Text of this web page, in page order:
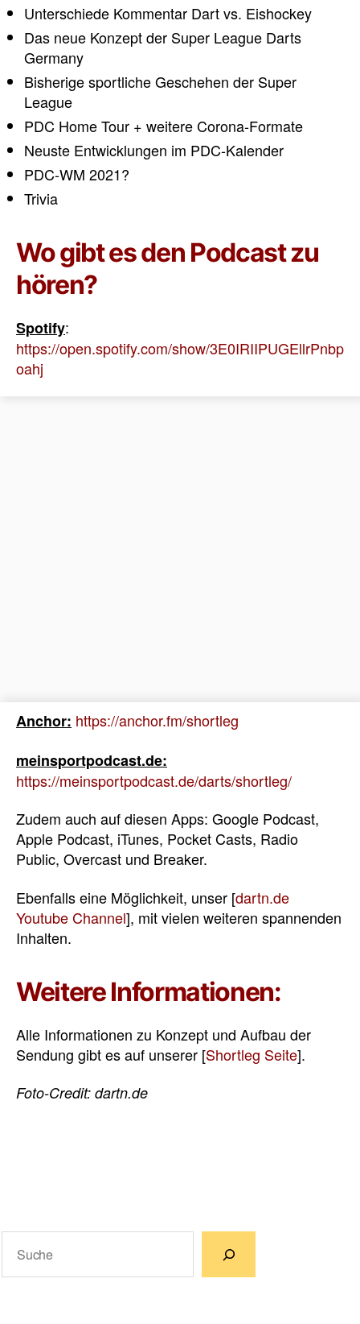
Unterschiede Kommentar Dart vs. Eishockey
Das neue Konzept der Super League Darts
Germany
Bisherige sportliche Geschehen der Super
League
PDC Home Tour + weitere Corona-Formate
Neuste Entwicklungen im PDC-Kalender
PDC-WM 2021?
Trivia
Wo gibt es den Podcast zu
hören?
Spotify:
https://open.spotify.com/show/3E0IRIIPUGEllrPnbp
oahj
Anchor: https://anchor.fm/shortleg
meinsportpodcast.de:
https://meinsportpodcast.de/darts/shortleg/
Zudem auch auf diesen Apps: Google Podcast,
Apple Podcast, iTunes, Pocket Casts, Radio
Public, Overcast und Breaker.
Ebenfalls eine Möglichkeit, unser [dartn.de
Youtube Channel], mit vielen weiteren spannenden
Inhalten.
Weitere Informationen:
Alle Informationen zu Konzept und Aufbau der
Sendung gibt es auf unserer [Shortleg Seite].
Foto-Credit: dartn.de